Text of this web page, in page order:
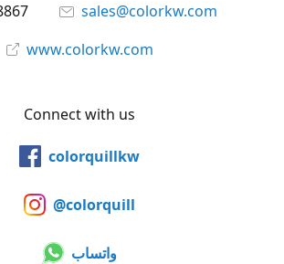
sales@colorkw.com
www.colorkw.com
Connect with us
colorquillkw
@colorquill
واتساب